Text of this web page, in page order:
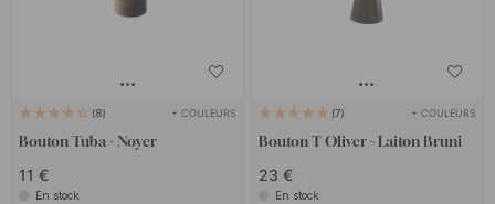
8 + COULEURS
Bouton Tuba - Noyer
11 €
En stock
7 + COULEURS
Bouton T Oliver - Laiton Bruni
23 €
En stock